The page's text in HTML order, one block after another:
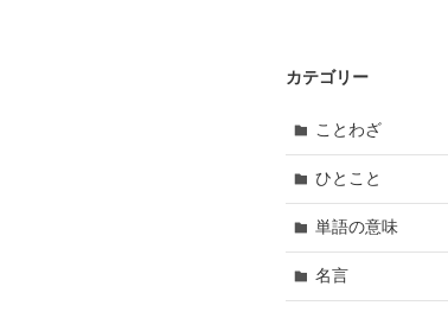
カテゴリー
ことわざ
ひとこと
単語の意味
名言